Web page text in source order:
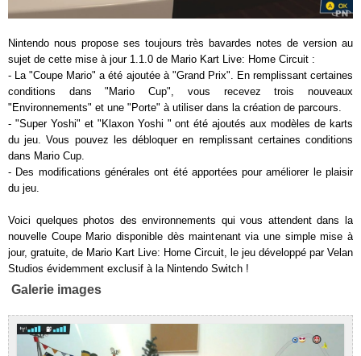
Nintendo nous propose ses toujours très bavardes notes de version au
sujet de cette mise à jour 1.1.0 de Mario Kart Live: Home Circuit :
- La "Coupe Mario" a été ajoutée à "Grand Prix". En remplissant certaines
conditions dans "Mario Cup", vous recevez trois nouveaux
"Environnements" et une "Porte" à utiliser dans la création de parcours.
- "Super Yoshi" et "Klaxon Yoshi " ont été ajoutés aux modèles de karts
du jeu. Vous pouvez les débloquer en remplissant certaines conditions
dans Mario Cup.
- Des modifications générales ont été apportées pour améliorer le plaisir
du jeu.
Voici quelques photos des environnements qui vous attendent dans la
nouvelle Coupe Mario disponible dès maintenant via une simple mise à
jour, gratuite, de Mario Kart Live: Home Circuit, le jeu développé par Velan
Studios évidemment exclusif à la Nintendo Switch !
Galerie images